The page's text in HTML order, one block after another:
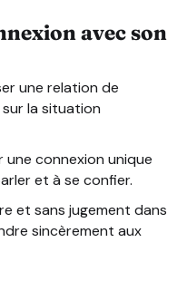
avec son
une relation de
la situation
connexion unique
et à se confier.
et sans jugement dans
sincèrement aux